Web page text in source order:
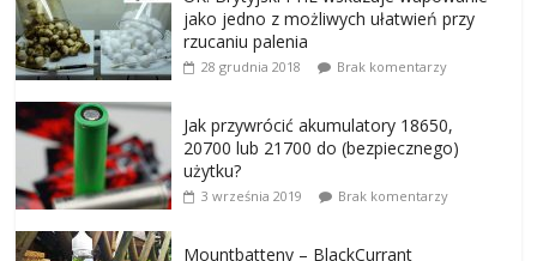
jako jedno z możliwych ułatwień przy
rzucaniu palenia
28 grudnia 2018 Brak komentarzy
Jak przywrócić akumulatory 18650,
20700 lub 21700 do (bezpiecznego)
użytku?
3 września 2019 Brak komentarzy
Mountbatteny – BlackCurrant